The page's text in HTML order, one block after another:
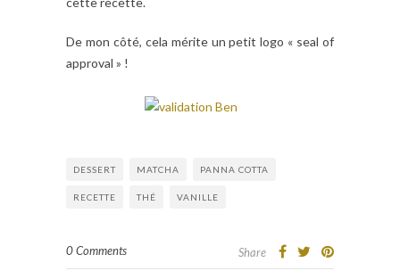
De mon côté, cela mérite un petit logo « seal of
approval » !
DESSERT MATCHA PANNA COTTA
RECETTE THÉ VANILLE
0 Comments Share